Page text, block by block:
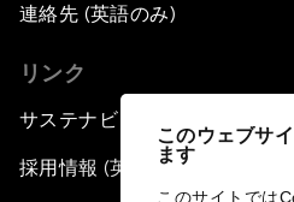
このウェブサ
ます
このサイトでは
連絡先 (英語のみ)
リンク
サステナビリティへの取り組み
採用情報 (英語のみ)